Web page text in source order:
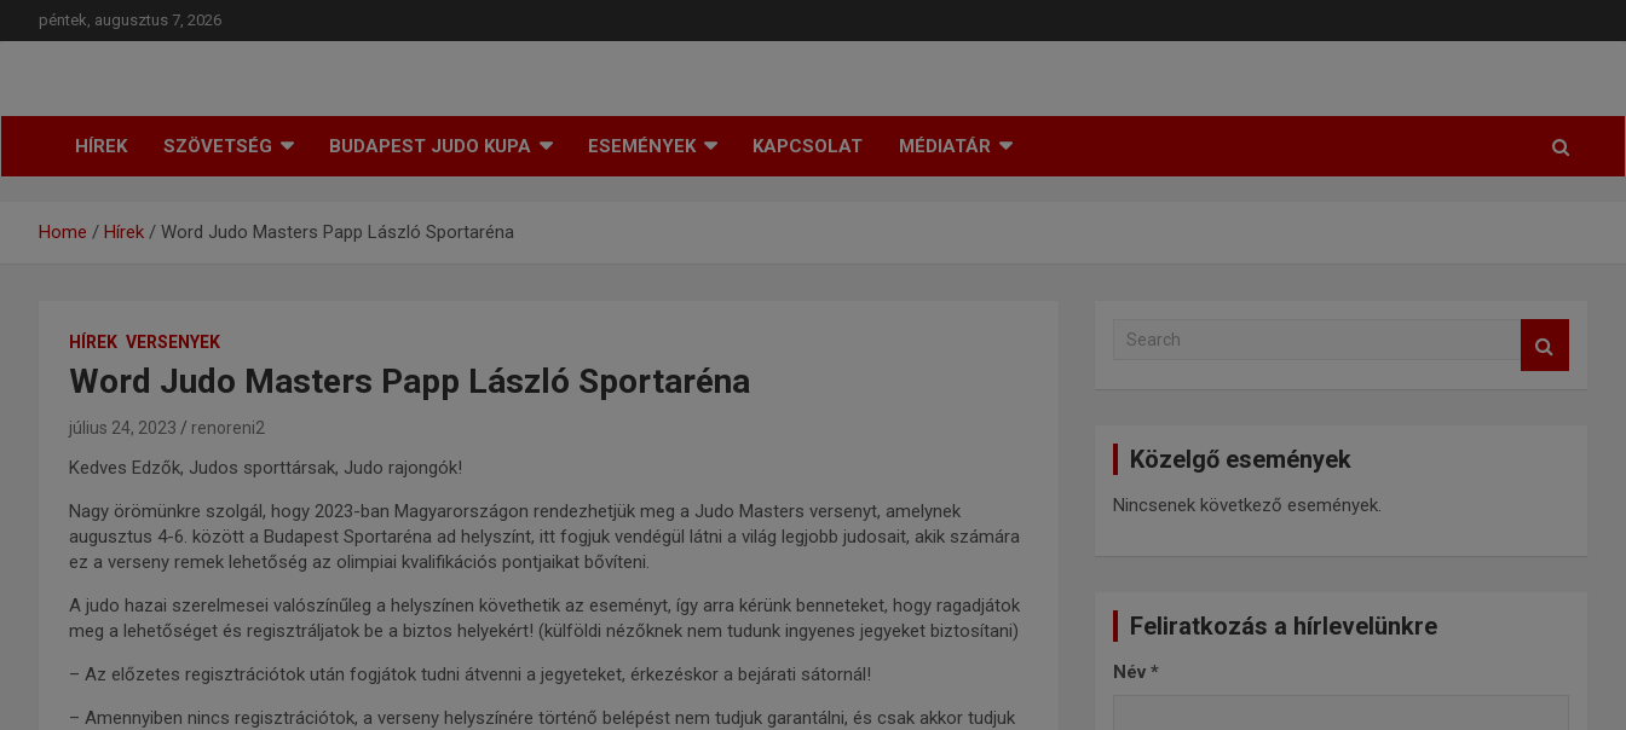
péntek, augusztus 7, 2026
BRJSZ
HÍREK SZÖVETSÉG BUDAPEST JUDO KUPA ESEMÉNYEK KAPCSOLAT MÉDIATÁR
Home Hírek Word Judo Masters Papp László Sportaréna
HÍREK VERSENYEK
Word Judo Masters Papp László Sportaréna
július 24, 2023 renoreni2
Kedves Edzők, Judos sporttársak, Judo rajongók!
Nagy örömünkre szolgál, hogy 2023-ban Magyarországon rendezhetjük meg a Judo Masters versenyt, amelynek
augusztus 4-6. között a Budapest Sportaréna ad helyszínt, itt fogjuk vendégül látni a világ legjobb judosait, akik számára
ez a verseny remek lehetőség az olimpiai kvalifikációs pontjaikat bővíteni.
A judo hazai szerelmesei valószínűleg a helyszínen követhetik az eseményt, így arra kérünk benneteket, hogy ragadjátok
meg a lehetőséget és regisztráljatok be a biztos helyekért! (külföldi nézőknek nem tudunk ingyenes jegyeket biztosítani)
– Az előzetes regisztrációtok után fogjátok tudni átvenni a jegyeteket, érkezéskor a bejárati sátornál!
– Amennyiben nincs regisztrációtok, a verseny helyszínére történő belépést nem tudjuk garantálni, és csak akkor tudjuk
Közelgő események
Nincsenek következő események.
Feliratkozás a hírlevelünkre
Név*